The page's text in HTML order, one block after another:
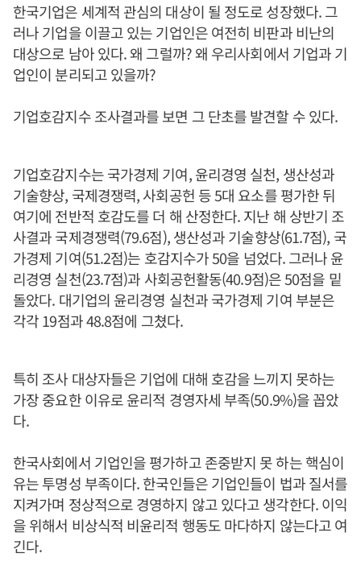
한국기업은 세계적 관심의 대상이 될 정도로 성장했다. 그
러나 기업을 이끌고 있는 기업인은 여전히 비판과 비난의
대상으로 남아 있다. 왜 그럴까? 왜 우리사회에서 기업과 기
업인이 분리되고 있을까?
기업호감지수 조사결과를 보면 그 단초를 발견할 수 있다.
기업호감지수는 국가경제 기여, 윤리경영 실천, 생산성과
기술향상, 국제경쟁력, 사회공헌 등 5대 요소를 평가한 뒤
여기에 전반적 호감도를 더 해 산정한다. 지난 해 상반기 조
사결과 국제경쟁력(79.6점), 생산성과 기술향상(61.7점), 국
가경제 기여(51.2점)는 호감지수가 50을 넘었다. 그러나 윤
리경영 실천(23.7점)과 사회공헌활동(40.9점)은 50점을 밑
돌았다. 대기업의 윤리경영 실천과 국가경제 기여 부분은
각각 19점과 48.8점에 그쳤다.
특히 조사 대상자들은 기업에 대해 호감을 느끼지 못하는
가장 중요한 이유로 윤리적 경영자세 부족(50.9%)을 꼽았
다.
한국사회에서 기업인을 평가하고 존중받지 못 하는 핵심이
유는 투명성 부족이다. 한국인들은 기업인들이 법과 질서를
지켜가며 정상적으로 경영하지 않고 있다고 생각한다. 이익
을 위해서 비상식적 비윤리적 행동도 마다하지 않는다고 여
긴다.